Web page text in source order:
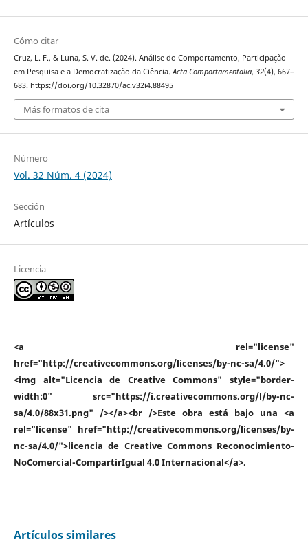
Cómo citar
Cruz, L. F., & Luna, S. V. de. (2024). Análise do Comportamento, Participação
em Pesquisa e a Democratização da Ciência. Acta Comportamentalia, 32(4), 667–
683. https://doi.org/10.32870/ac.v32i4.88495
Más formatos de cita
Número
Vol. 32 Núm. 4 (2024)
Sección
Artículos
Licencia
<a rel="license"
href="http://creativecommons.org/licenses/by-nc-sa/4.0/">
<img alt="Licencia de Creative Commons" style="border-
width:0" src="https://i.creativecommons.org/l/by-nc-
sa/4.0/88x31.png" /></a><br />Este obra está bajo una <a
rel="license" href="http://creativecommons.org/licenses/by-
nc-sa/4.0/">licencia de Creative Commons Reconocimiento-
NoComercial-CompartirIgual 4.0 Internacional</a>.
Artículos similares